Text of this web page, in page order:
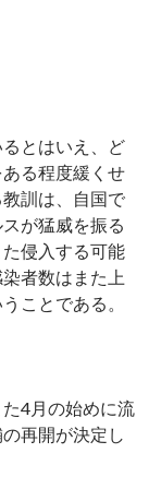
とはいえ、ど
る程度緩くせ
訓は、自国で
が猛威を振る
侵入する可能
者数はまた上
ことである。
4月の始めに流
再開が決定し